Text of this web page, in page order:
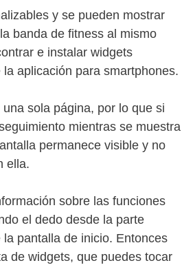
y se pueden mostrar
banda de fitness al mismo
e instalar widgets
aplicación para smartphones.
sola página, por lo que si
mientras se muestra
permanece visible y no
ella.
sobre las funciones
el dedo desde la parte
pantalla de inicio. Entonces
de widgets, que puedes tocar